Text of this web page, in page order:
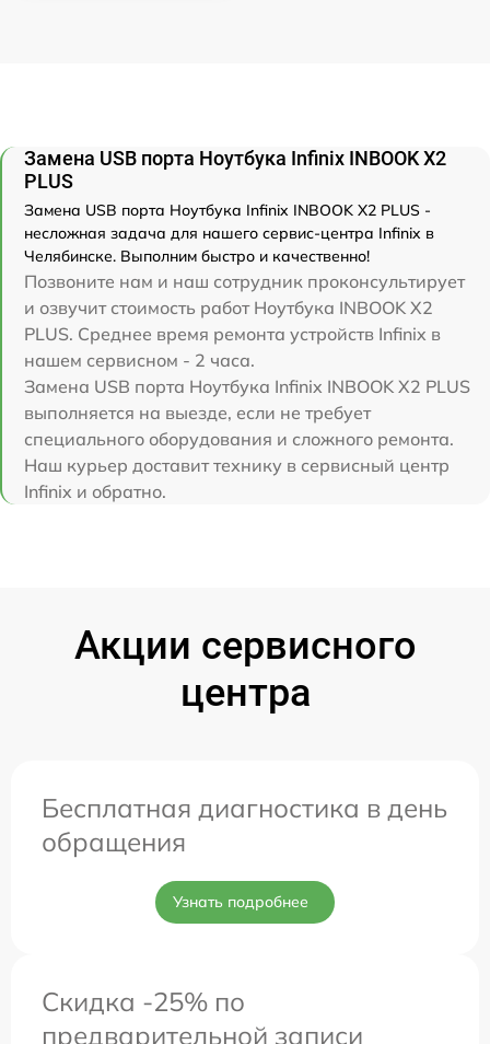
Замена USB порта Ноутбука Infinix INBOOK X2
PLUS
Замена USB порта Ноутбука Infinix INBOOK X2 PLUS -
несложная задача для нашего сервис-центра Infinix в
Челябинске. Выполним быстро и качественно!
Позвоните нам и наш сотрудник проконсультирует
и озвучит стоимость работ Ноутбука INBOOK X2
PLUS. Среднее время ремонта устройств Infinix в
нашем сервисном - 2 часа.
Замена USB порта Ноутбука Infinix INBOOK X2 PLUS
выполняется на выезде, если не требует
специального оборудования и сложного ремонта.
Наш курьер доставит технику в сервисный центр
Infinix и обратно.
Акции сервисного
центра
Бесплатная диагностика в день
обращения
Узнать подробнее
Скидка -25% по
предварительной записи